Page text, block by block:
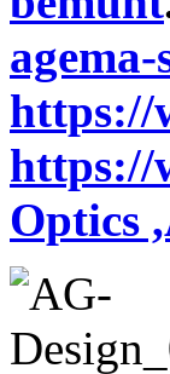
https://
https://
Optics